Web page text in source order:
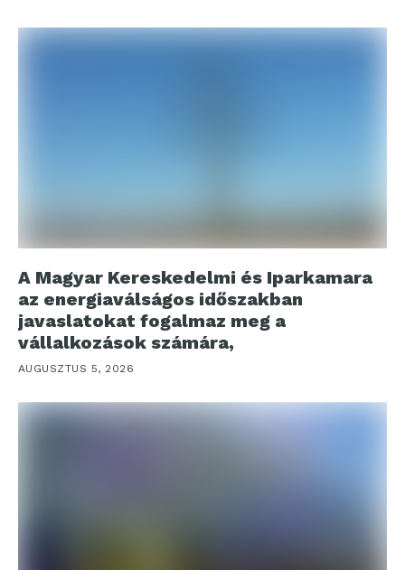
A Magyar Kereskedelmi és Iparkamara
az energiaválságos időszakban
javaslatokat fogalmaz meg a
vállalkozások számára,
AUGUSZTUS 5, 2026